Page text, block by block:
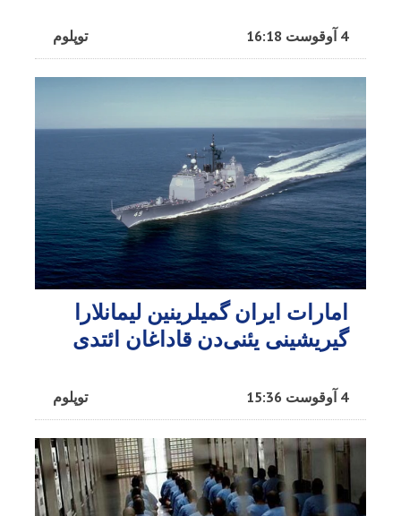
توپلوم 4 آوقوست 16:18
امارات ایران گمیلرینین لیمانلارا
گیریشینی یئنی‌دن قاداغان ائتدی
توپلوم 4 آوقوست 15:36